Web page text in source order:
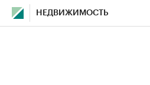
НЕДВИЖИМОСТЬ